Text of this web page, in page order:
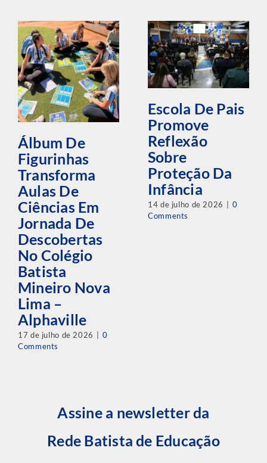
Álbum De
Figurinhas
Transforma
Aulas De
Ciências Em
Jornada De
Descobertas
No Colégio
Batista
Mineiro Nova
Lima –
Alphaville
17 de julho de 2026
0
Comments
Escola De Pais
Promove
Reflexão
Sobre
Proteção Da
Infância
14 de julho de 2026
0
Comments
Assine a newsletter da
Rede Batista de Educação